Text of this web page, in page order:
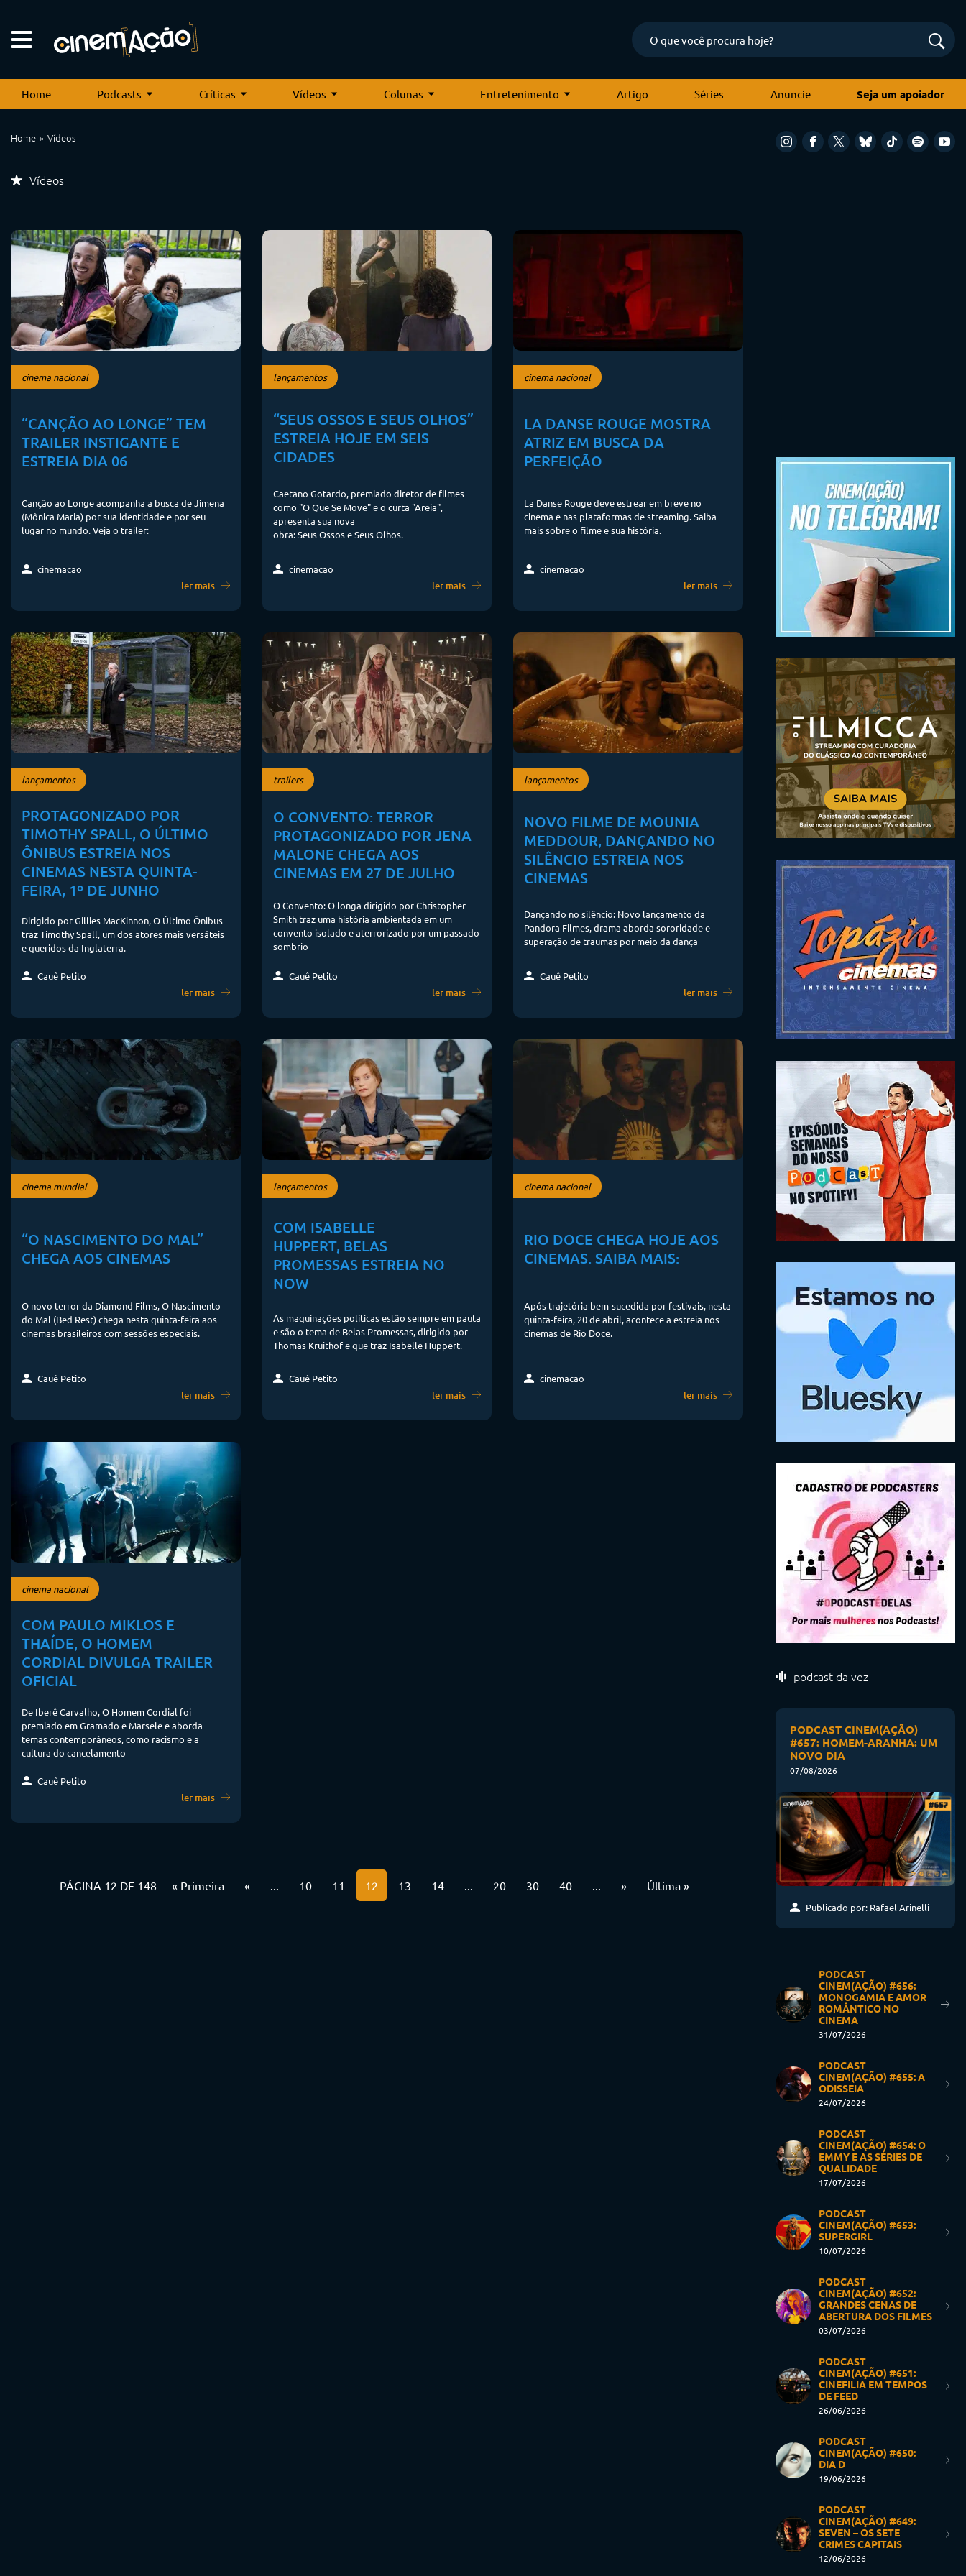
Home Podcasts Críticas Vídeos Colunas Entretenimento Artigo Séries Anuncie Seja um apoiador
Home Vídeos
Vídeos
cinema nacional
“CANÇÃO AO LONGE” TEM
TRAILER INSTIGANTE E
ESTREIA DIA 06
Canção ao Longe acompanha a busca de Jimena
(Mônica Maria) por sua identidade e por seu
lugar no mundo. Veja o trailer:
cinemacao
ler mais
lançamentos
“SEUS OSSOS E SEUS OLHOS”
ESTREIA HOJE EM SEIS
CIDADES
Caetano Gotardo, premiado diretor de filmes
como "O Que Se Move" e o curta "Areia",
apresenta sua nova
obra: Seus Ossos e Seus Olhos.
cinemacao
ler mais
cinema nacional
LA DANSE ROUGE MOSTRA
ATRIZ EM BUSCA DA
PERFEIÇÃO
La Danse Rouge deve estrear em breve no
cinema e nas plataformas de streaming. Saiba
mais sobre o filme e sua história.
cinemacao
ler mais
lançamentos
PROTAGONIZADO POR
TIMOTHY SPALL, O ÚLTIMO
ÔNIBUS ESTREIA NOS
CINEMAS NESTA QUINTA-
FEIRA, 1º DE JUNHO
Dirigido por Gillies MacKinnon, O Último Ônibus
traz Timothy Spall, um dos atores mais versáteis
e queridos da Inglaterra.
Cauê Petito
ler mais
trailers
O CONVENTO: TERROR
PROTAGONIZADO POR JENA
MALONE CHEGA AOS
CINEMAS EM 27 DE JULHO
O Convento: O longa dirigido por Christopher
Smith traz uma história ambientada em um
convento isolado e aterrorizado por um passado
sombrio
Cauê Petito
ler mais
lançamentos
NOVO FILME DE MOUNIA
MEDDOUR, DANÇANDO NO
SILÊNCIO ESTREIA NOS
CINEMAS
Dançando no silêncio: Novo lançamento da
Pandora Filmes, drama aborda sororidade e
superação de traumas por meio da dança
Cauê Petito
ler mais
cinema mundial
“O NASCIMENTO DO MAL”
CHEGA AOS CINEMAS
O novo terror da Diamond Films, O Nascimento
do Mal (Bed Rest) chega nesta quinta-feira aos
cinemas brasileiros com sessões especiais.
Cauê Petito
ler mais
lançamentos
COM ISABELLE
HUPPERT, BELAS
PROMESSAS ESTREIA NO
NOW
As maquinações políticas estão sempre em pauta
e são o tema de Belas Promessas, dirigido por
Thomas Kruithof e que traz Isabelle Huppert.
Cauê Petito
ler mais
cinema nacional
RIO DOCE CHEGA HOJE AOS
CINEMAS. SAIBA MAIS:
Após trajetória bem-sucedida por festivais, nesta
quinta-feira, 20 de abril, acontece a estreia nos
cinemas de Rio Doce.
cinemacao
ler mais
cinema nacional
COM PAULO MIKLOS E
THAÍDE, O HOMEM
CORDIAL DIVULGA TRAILER
OFICIAL
De Iberê Carvalho, O Homem Cordial foi
premiado em Gramado e Marsele e aborda
temas contemporâneos, como racismo e a
cultura do cancelamento
Cauê Petito
ler mais
PÁGINA 12 DE 148 « Primeira « ... 10 11 12 13 14 ... 20 30 40 ... » Última »
podcast da vez
PODCAST CINEM(AÇÃO)
#657: HOMEM-ARANHA: UM
NOVO DIA
07/08/2026
Publicado por: Rafael Arinelli
PODCAST
CINEM(AÇÃO) #656:
MONOGAMIA E AMOR
ROMÂNTICO NO
CINEMA
31/07/2026
PODCAST
CINEM(AÇÃO) #655: A
ODISSEIA
24/07/2026
PODCAST
CINEM(AÇÃO) #654: O
EMMY E AS SÉRIES DE
QUALIDADE
17/07/2026
PODCAST
CINEM(AÇÃO) #653:
SUPERGIRL
10/07/2026
PODCAST
CINEM(AÇÃO) #652:
GRANDES CENAS DE
ABERTURA DOS FILMES
03/07/2026
PODCAST
CINEM(AÇÃO) #651:
CINEFILIA EM TEMPOS
DE FEED
26/06/2026
PODCAST
CINEM(AÇÃO) #650:
DIA D
19/06/2026
PODCAST
CINEM(AÇÃO) #649:
SEVEN – OS SETE
CRIMES CAPITAIS
12/06/2026